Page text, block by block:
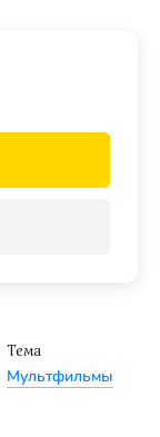
Тема
Мультфильмы